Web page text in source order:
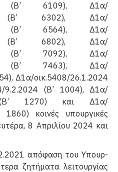
(Β’ 6109), Δ1α/
(Β’ 6302), Δ1α/
(Β’ 6564), Δ1α/
(Β’ 6802), Δ1α/
(Β’ 7092), Δ1α/
(Β’ 7463), Δ1α/
Δ1α/οικ.5408/26.1.2024
9.2.2024 (Β’ 1004), Δ1α/
(Β’ 1270) και Δ1α/
κοινές υπουργικές
8 Απριλίου 2024 και
απόφαση του Υπουρ­
ζητήματα λειτουργίας